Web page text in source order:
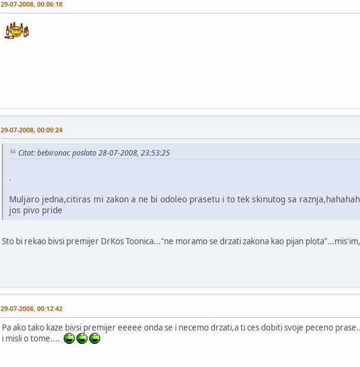
29-07-2008, 00:06:18
29-07-2008, 00:09:24
Citat: bebironac poslato 28-07-2008, 23:53:25
.
Muljaro jedna,citiras mi zakon a ne bi odoleo prasetu i to tek skinutog sa
jos pivo pride
Sto bi rekao bivsi premijer DrKos Toonica..."ne moramo se drzati zakona kao pijan
29-07-2008, 00:12:42
Pa ako tako kaze bivsi premijer eeeee onda se i necemo drzati,a ti ces dobiti svoje peceno
i misli o tome....